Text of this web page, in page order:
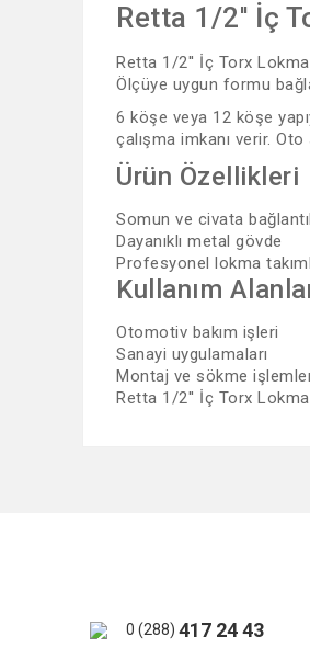
Retta 1/2'' İç
Retta 1/2'' İç Torx Lokma
Ölçüye uygun formu
6 köşe veya 12 köşe
çalışma imkanı verir.
Ürün Özellikleri
Somun ve civata
Dayanıklı metal gövde
Profesyonel lokma
Kullanım
Otomotiv bakım işleri
Sanayi uygulamaları
Montaj ve sökme
Retta 1/2'' İç Torx
Bu ürüne benzer farklı
0 (288) 417 24 43